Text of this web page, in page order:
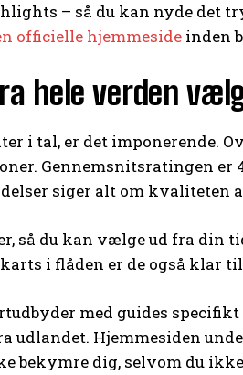
– så du kan nyde det
officielle hjemmeside inden
hele verden
i tal, er det imponerende.
Gennemsnitsratingen
siger alt om kvaliteten
så du kan vælge ud fra din
i flåden er de også klar
med guides
udlandet. Hjemmesiden
bekymre dig, selvom du